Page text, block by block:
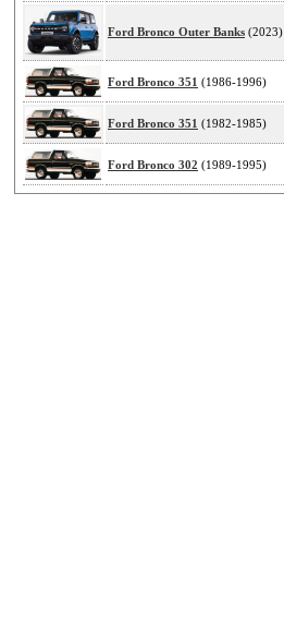
Ford Bronco Outer Banks (2023)
Ford Bronco 351 (1986-1996)
Ford Bronco 351 (1982-1985)
Ford Bronco 302 (1989-1995)